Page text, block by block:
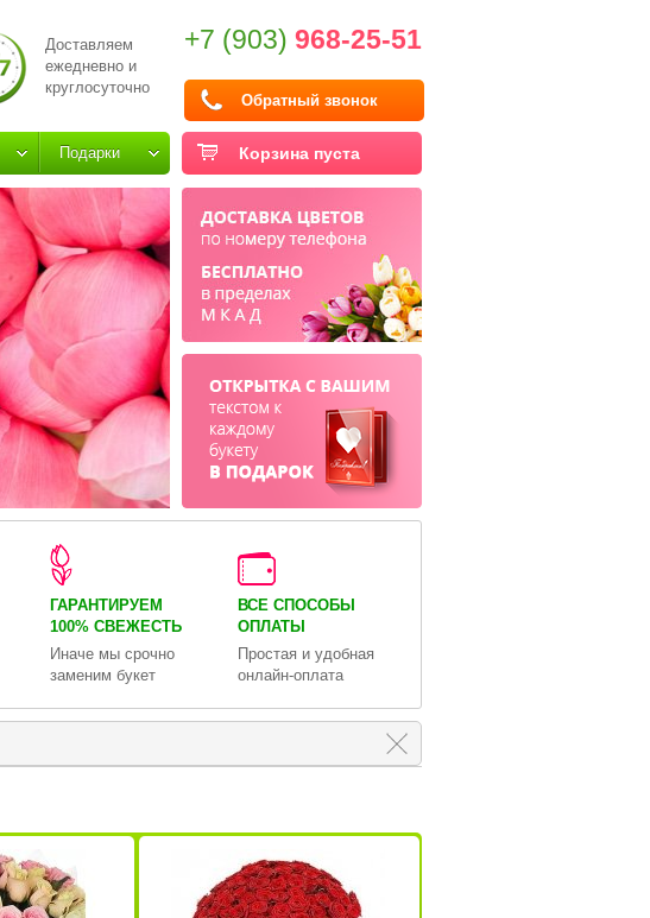
Доставляем
ежедневно и
круглосуточно
+7 (903) 968-25-51
Обратный звонок
Корзина пуста
Подарки
ГАРАНТИРУЕМ
100% СВЕЖЕСТЬ
Иначе мы срочно
заменим букет
ВСЕ СПОСОБЫ
ОПЛАТЫ
Простая и удобная
онлайн-оплата